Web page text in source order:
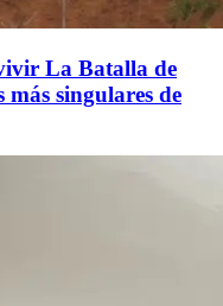
La Batalla de
singulares de